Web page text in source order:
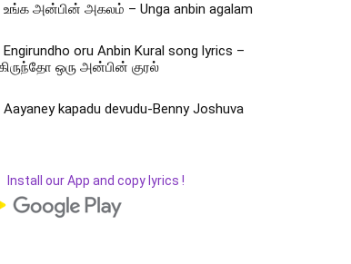
உங்க அன்பின் அகலம் – Unga anbin agalam
Engirundho oru Anbin Kural song lyrics –
ஒரு அன்பின் குரல்
Aayaney kapadu devudu-Benny Joshuva
our App and copy lyrics !